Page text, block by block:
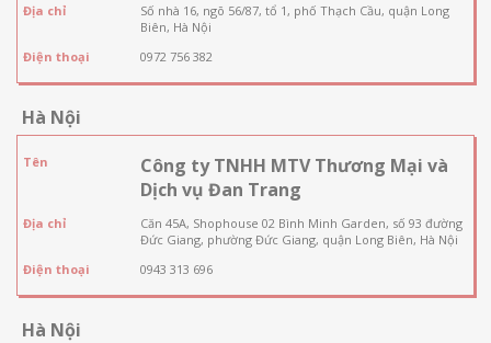
Địa chỉ
Số nhà 16, ngõ 56/87, tổ 1, phố Thạch Cầu, quận Long
Biên, Hà Nội
Điện thoại
0972 756 382
Hà Nội
Tên
Công ty TNHH MTV Thương Mại và
Dịch vụ Đan Trang
Địa chỉ
Căn 45A, Shophouse 02 Bình Minh Garden, số 93 đường
Đức Giang, phường Đức Giang, quận Long Biên, Hà Nội
Điện thoại
0943 313 696
Hà Nội